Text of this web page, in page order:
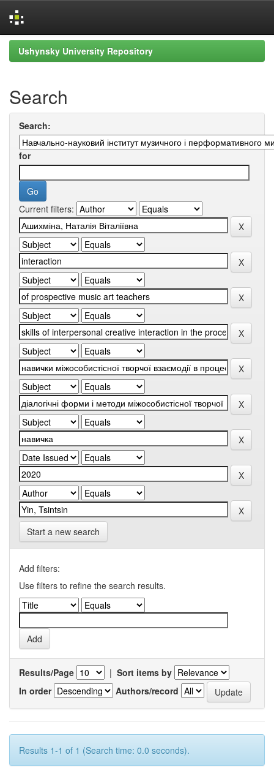
Skip
navigation
Ushynsky University Repository
Search
Search:
for
Current filters:
Start a new search
Add filters:
Use filters to refine the search results.
Results/Page | Sort items by
In order
Authors/record
Results 1-1 of 1 (Search time: 0.0 seconds).